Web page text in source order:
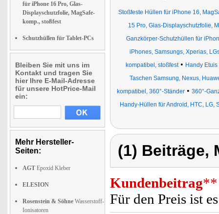
für iPhone 16 Pro, Glas-
Displayschutzfolie, MagSafe-
komp., stoßfest
Schutzhüllen für Tablet-PCs
Bleiben Sie mit uns im
Kontakt und tragen Sie
hier Ihre E-Mail-Adresse
für unsere HotPrice-Mail
ein:
Mehr Hersteller-
Seiten:
AGT Epoxid Kleber
ELESION
Rosenstein & Söhne Wasserstoff-
Ionisatoren
Stoßfeste Hüllen für iPhone 16,
15 Pro, Glas-Displayschutzfolie,
Ganzkörper-Schutzhüllen für
iPhones, Samsungs, Xperias,
kompatibel, stoßfest• Handy Etuis
Taschen Samsung, Nexus,
kompatibel, 360°-Ständer • 360°-
Handy-Hüllen für Android, HTC, LG,
(1) Beiträge,
Kundenbeitrag**
Für den Preis ist